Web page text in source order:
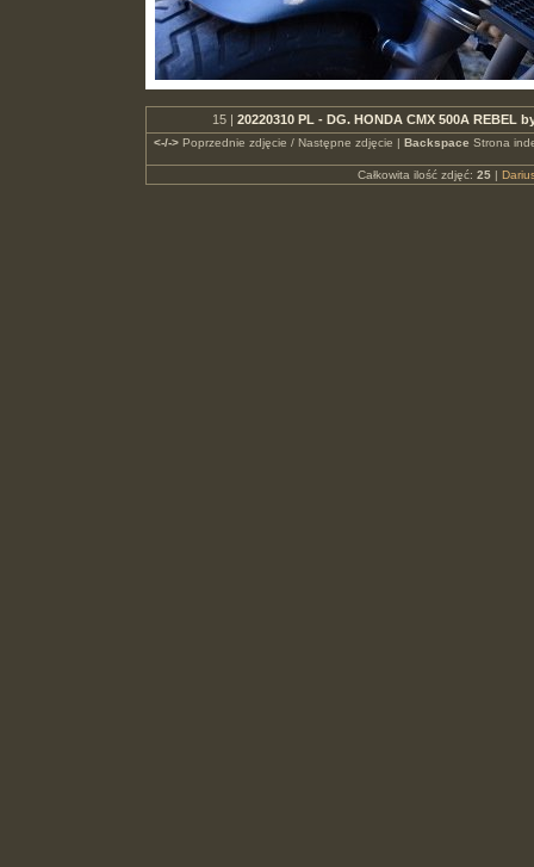
15 | 20220310 PL - DG. HONDA CMX 500A
<-/->Poprzednie zdjęcie / Następne zdjęcie | Backspace Strona
Całkowita ilość zdjęć: 25|